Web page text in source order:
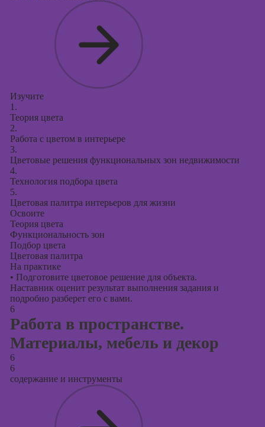
Изучите
1.
Теория цвета
2.
Работа с цветом в интерьере
3.
Цветовые решения функциональных зон недвижимости
4.
Технология подбора цвета
5.
Цветовая палитра интерьеров для жизни
Освоите
Теория цвета
Функциональность зон
Подбор цвета
Цветовая палитра
На практике
• Подготовите цветовое решение для объекта.
Наставник оценит результат выполнения задания и
подробно разберет его с вами.
6
Работа в пространстве.
Материалы, мебель и декор
6
6
содержание и инструменты